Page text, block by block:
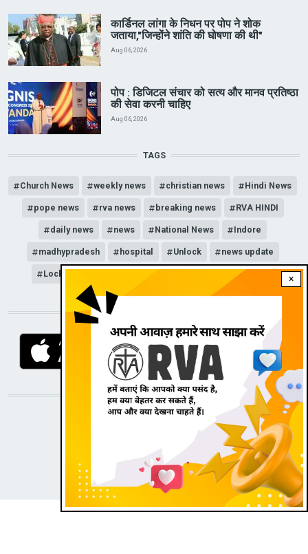
×
कार्डिनल लांगा के निधन पर पोप ने शोक
जताया,"जिन्होंने शांति की घोषणा की थी"
Aug 06, 2026
पोप : डिजिटल संचार को सत्य और मानव प्रतिष्ठा
की सेवा करनी चाहिए
Aug 06, 2026
TAGS
Church News weekly news christian news Hindi News
pope news rva news breaking news RVA HINDI
daily news news National News Indore
madhypradesh hospital Unlock news update
Lockdown news channel
DOWNLOAD RVA APP
STAY CONNECTED WITH US!